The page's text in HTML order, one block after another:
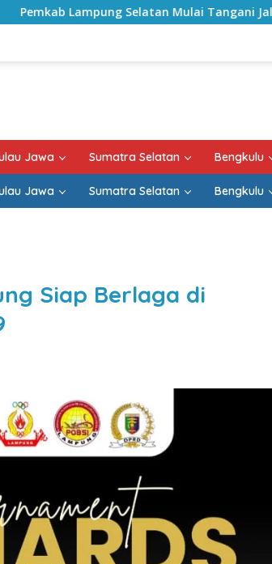
Mulai Tangani Jalan RA Basyid, Kontrak
Jawa Sumatra Selatan Bengkulu
Jawa Sumatra Selatan Bengkulu
Siap Berlaga di